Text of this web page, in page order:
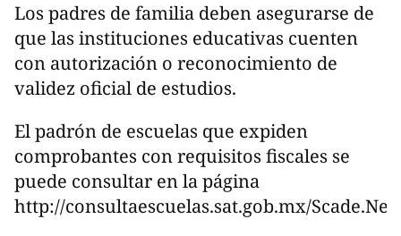
Los padres de familia deben asegurarse de
que las instituciones educativas cuenten
con autorización o reconocimiento de
validez oficial de estudios.
El padrón de escuelas que expiden
comprobantes con requisitos fiscales se
puede consultar en la página
http://consultaescuelas.sat.gob.mx/